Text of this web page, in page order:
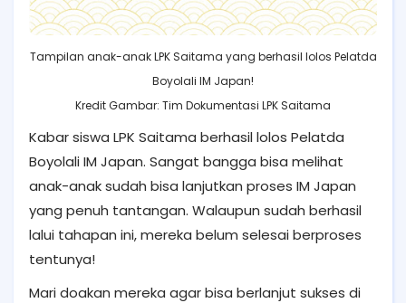
Tampilan anak-anak LPK Saitama yang berhasil lolos Pelatda
Boyolali IM Japan!
Kredit Gambar: Tim Dokumentasi LPK Saitama
Kabar siswa LPK Saitama berhasil lolos Pelatda
Boyolali IM Japan. Sangat bangga bisa melihat
anak-anak sudah bisa lanjutkan proses IM Japan
yang penuh tantangan. Walaupun sudah berhasil
lalui tahapan ini, mereka belum selesai berproses
tentunya!
Mari doakan mereka agar bisa berlanjut sukses di